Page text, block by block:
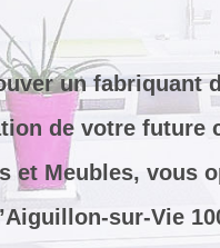
un fabriquant
de votre future
et Meubles, vous
sur-Vie